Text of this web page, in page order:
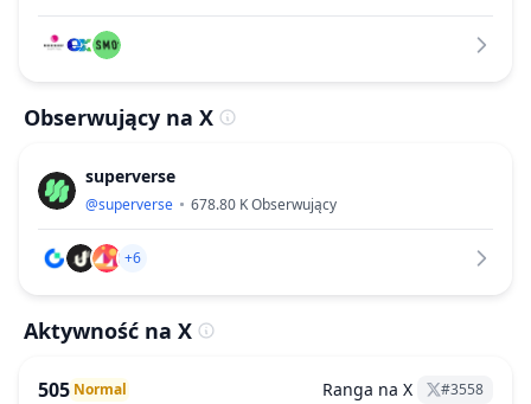
Obserwujący na X
superverse
@superverse 678.80 KObserwujący
+6
Aktywność na X
505 Normal Ranga na X #3558